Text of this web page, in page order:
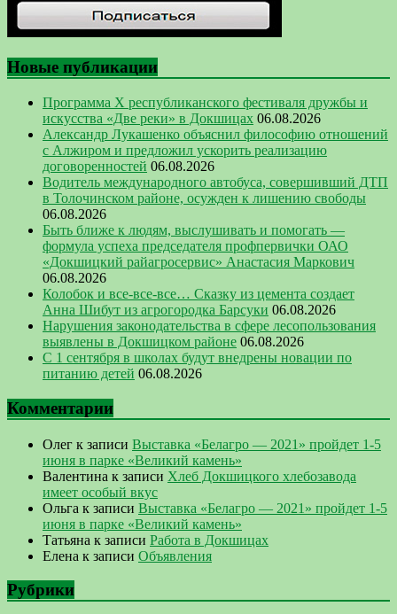
Новые публикации
Программа Х республиканского фестиваля дружбы и
искусства «Две реки» в Докшицах 06.08.2026
Александр Лукашенко объяснил философию отношений
с Алжиром и предложил ускорить реализацию
договоренностей 06.08.2026
Водитель международного автобуса, совершивший ДТП
в Толочинском районе, осужден к лишению свободы
06.08.2026
Быть ближе к людям, выслушивать и помогать —
формула успеха председателя профпервички ОАО
«Докшицкий райагросервис» Анастасия Маркович
06.08.2026
Колобок и все-все-все… Сказку из цемента создает
Анна Шибут из агрогородка Барсуки 06.08.2026
Нарушения законодательства в сфере лесопользования
выявлены в Докшицком районе 06.08.2026
С 1 сентября в школах будут внедрены новации по
питанию детей 06.08.2026
Комментарии
Олег к записи Выставка «Белагро — 2021» пройдет 1-5
июня в парке «Великий камень»
Валентина к записи Хлеб Докшицкого хлебозавода
имеет особый вкус
Ольга к записи Выставка «Белагро — 2021» пройдет 1-5
июня в парке «Великий камень»
Татьяна к записи Работа в Докшицах
Елена к записи Объявления
Рубрики